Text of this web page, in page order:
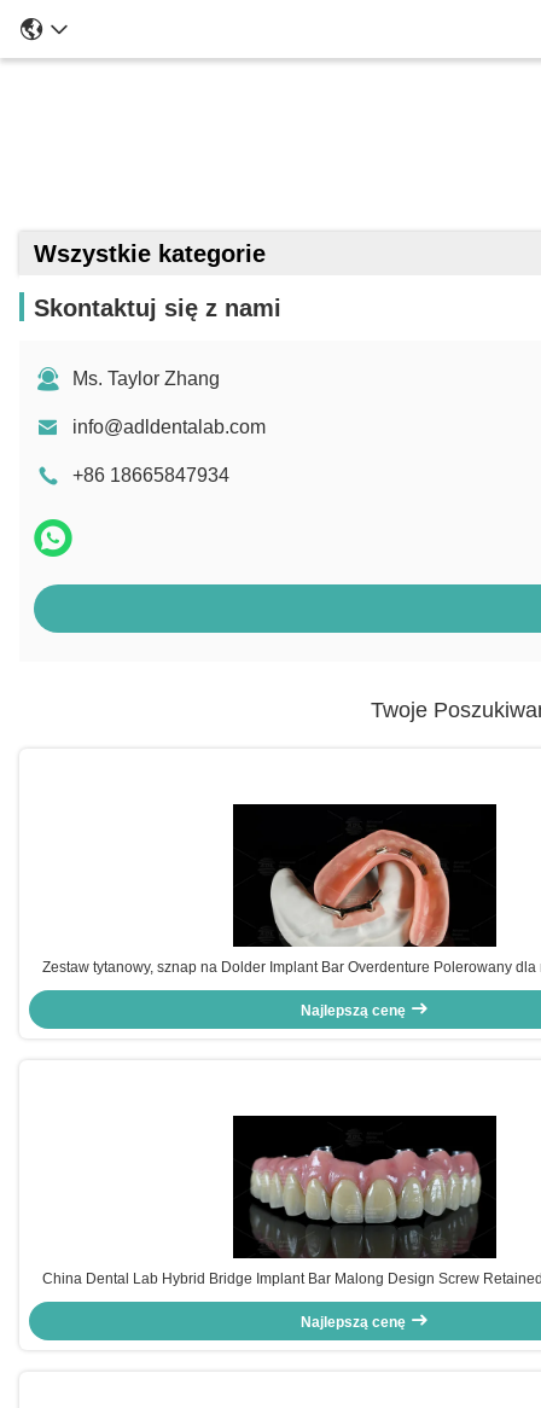
Wszystkie kategorie
Skontaktuj się z nami
Ms. Taylor Zhang
info@adldentalab.com
+86 18665847934
Twoje
Zestaw tytanowy, sznap na Dolder Implant Bar Overdenture Polerowany
Najlepszą cenę
China Dental Lab Hybrid Bridge Implant Bar Malong Design Screw
instalacji dla precyzyjnych aplikacji
Najlepszą cenę